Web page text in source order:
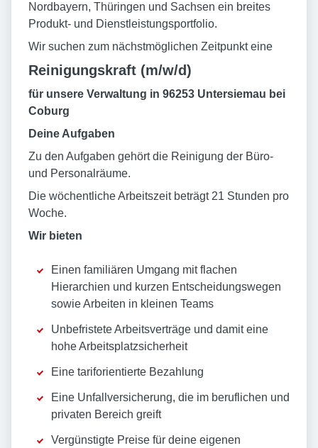
Nordbayern, Thüringen und Sachsen ein breites
Produkt- und Dienstleistungsportfolio.
Wir suchen zum nächstmöglichen Zeitpunkt eine
Reinigungskraft (m/w/d)
für unsere Verwaltung in 96253 Untersiemau bei
Coburg
Deine Aufgaben
Zu den Aufgaben gehört die Reinigung der Büro-
und Personalräume.
Die wöchentliche Arbeitszeit beträgt 21 Stunden pro
Woche.
Wir bieten
Einen familiären Umgang mit flachen
Hierarchien und kurzen Entscheidungswegen
sowie Arbeiten in kleinen Teams
Unbefristete Arbeitsverträge und damit eine
hohe Arbeitsplatzsicherheit
Eine tariforientierte Bezahlung
Eine Unfallversicherung, die im beruflichen und
privaten Bereich greift
Vergünstigte Preise für deine eigenen